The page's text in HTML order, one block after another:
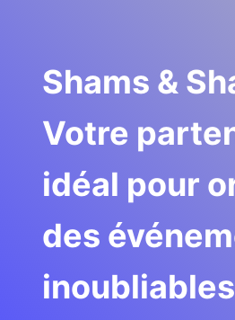
Shams &
Votre
idéal pour
des
inoubliables